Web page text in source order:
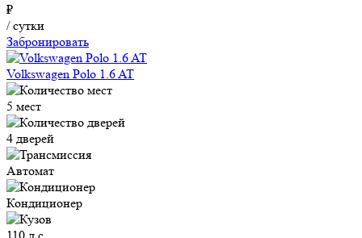
₽
/ сутки
Забронировать
Volkswagen Polo 1.6 AT
5 мест
4 дверей
Автомат
Кондиционер